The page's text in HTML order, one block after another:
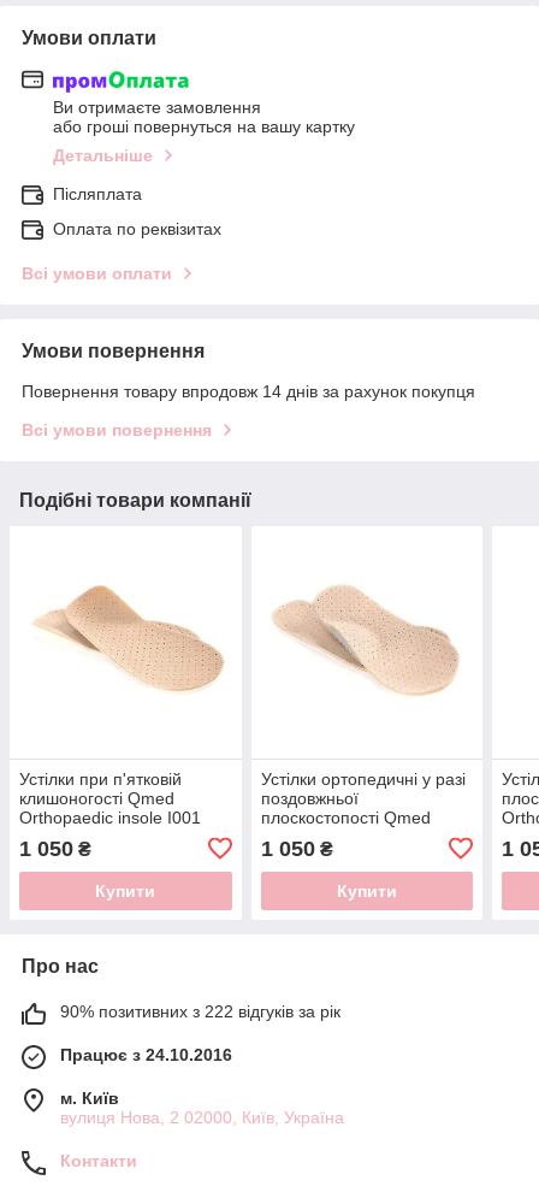
Умови оплати
Ви отримаєте замовлення
або гроші повернуться на вашу картку
Детальніше
Післяплата
Оплата по реквізитах
Всі умови оплати
Умови повернення
Повернення товару впродовж 14 днів за рахунок покупця
Всі умови повернення
Подібні товари компанії
Устілки при п'ятковій
клишоногості Qmed
Orthopaedic insole I001
1 050 ₴
Купити
Устілки ортопедичні у разі
поздовжньої
плоскостопості Qmed
Orthopaedic insole I002 37
1 050₴
Купити
1
Про нас
90% позитивних з 222 відгуків за рік
Працює з 24.10.2016
м. Київ
вулиця Нова, 2 02000, Київ, Україна
Контакти